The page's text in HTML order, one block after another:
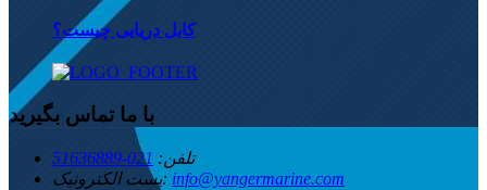
کابل دریایی چیست؟
با ما تماس بگیرید
تلفن: 021-51636889
پست الکترونیک: info@yangermarine.com